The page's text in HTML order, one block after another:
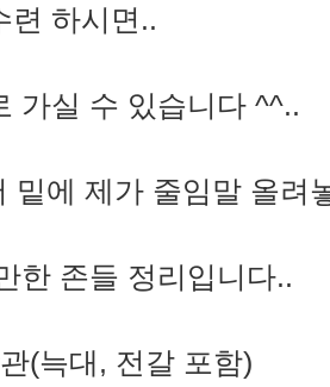
련 하시면..
가실 수 있습니다 ^^..
밑에 제가 줄임말 올려
한 존들 정리입니다..
(늑대, 전갈 포함)